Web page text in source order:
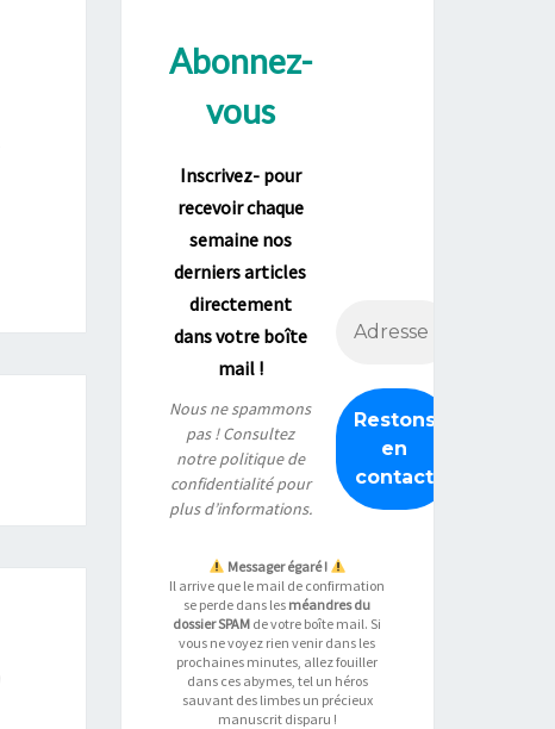
Abonnez-
vous
Inscrivez- pour
recevoir chaque
semaine nos
derniers articles
directement
dans votre boîte
mail !
Nous ne spammons
pas ! Consultez
notrepolitique de
confidentialitépour
plus d’informations.
Messager égaré !
Il arrive que le mail de confirmation
se perde dans les méandres du
dossier SPAM de votre boîte mail. Si
vous ne voyez rien venir dans les
prochaines minutes, allez fouiller
dans ces abymes, tel un héros
sauvant des limbes un précieux
manuscrit disparu !